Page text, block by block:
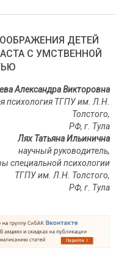
ДЕТЕЙ
С УМСТВЕННОЙ
Александра Викторовна
психология ТГПУ им. Л.Н.
Толстого,
РФ, г. Тула
Лях Татьяна Ильинична
научный руководитель,
специальной психологии
ТГПУ им. Л.Н. Толстого,
РФ, г. Тула